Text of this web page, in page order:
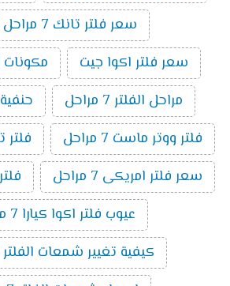
سعر فلتر تانك 7 مراحل 2019
سعر فلتر اكوا جيت
مكونات
مراحل الفلتر 7 مراحل
حنفية
فلتر ووتر ماست 7 مراحل
فلتر
سعر فلتر امريكى 7 مراحل
فلتر
عيوب فلتر اكوا كيارا 7 مراحل
كيفية تغيير شمعات الفلتر 7 مراحل